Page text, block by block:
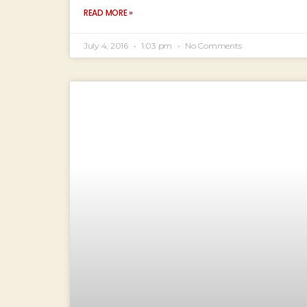
READ MORE »
July 4, 2016 1:03 pm No Comments